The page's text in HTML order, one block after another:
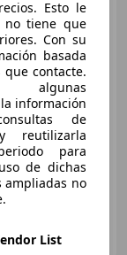
1
(99 CV)
Esto le
tiene que
Con su
basada
contacte.
algunas
información
de
reutilizarla
para
de dichas
ampliadas no
List